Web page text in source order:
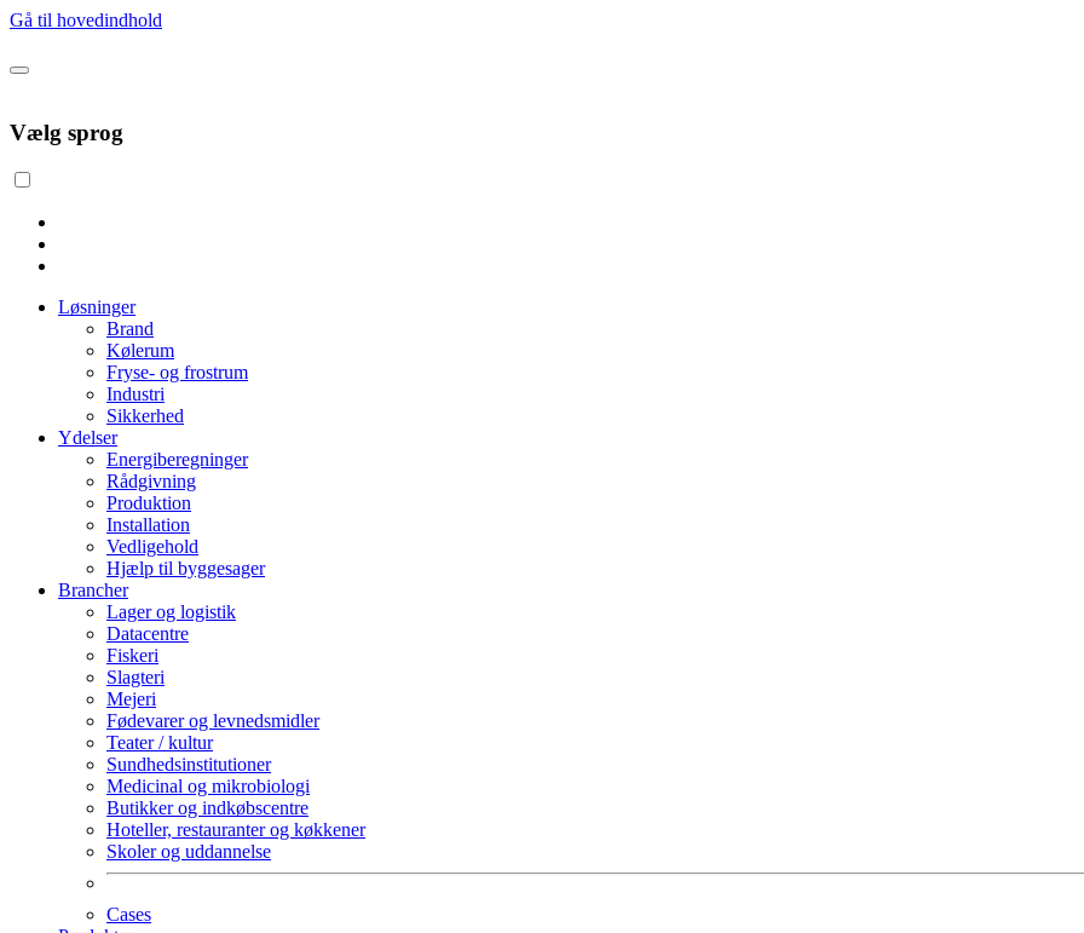
Gå til hovedindhold
Vælg sprog
Løsninger
Brand
Kølerum
Fryse- og frostrum
Industri
Sikkerhed
Ydelser
Energiberegninger
Rådgivning
Produktion
Installation
Vedligehold
Hjælp til byggesager
Brancher
Lager og logistik
Datacentre
Fiskeri
Slagteri
Mejeri
Fødevarer og levnedsmidler
Teater / kultur
Sundhedsinstitutioner
Medicinal og mikrobiologi
Butikker og indkøbscentre
Hoteller, restauranter og køkkener
Skoler og uddannelse
Cases